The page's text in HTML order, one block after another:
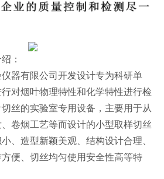
：
器有限公司开发设计专为科研单
行对烟叶物理特性和化学特性进行检
丝的实验室专用设备，主要用于从
卷烟工艺等而设计的小型取样切丝
、造型新颖美观、结构设计合理、
便、切丝均匀使用安全性高等特